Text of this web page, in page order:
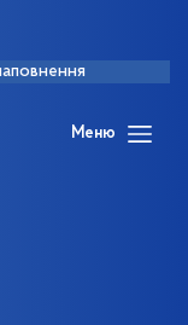
Меню